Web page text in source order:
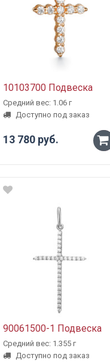
10103700 Подвеска
Средний вес: 1.06 г
Доступно под заказ
13 780 руб. -
90061500-1 Подвеска
Средний вес: 1.355 г
Доступно под заказ